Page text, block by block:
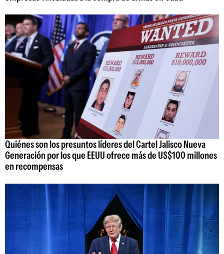
Quiénes son los presuntos líderes del Cartel Jalisco Nueva
Generación por los que EEUU ofrece más de US$100 millones
en recompensas